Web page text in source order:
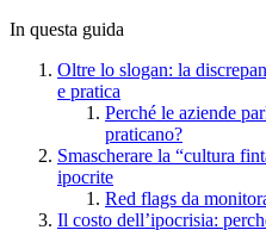
In questa guida
Oltre lo slogan: la
e pratica
Perché le aziende
praticano?
Smascherare la “cultura
ipocrite
Red flags da
Il costo dell’ipocrisia: